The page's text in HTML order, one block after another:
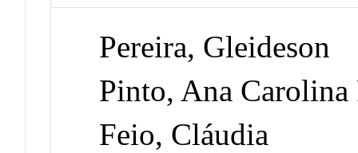
Pereira, Gleideson
Pinto, Ana Carolina
Feio, Cláudia